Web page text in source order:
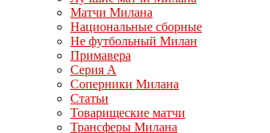
Матчи Милана
Национальные сборные
Не футбольный Милан
Примавера
Серия А
Соперники Милана
Статьи
Товарищеские матчи
Трансферы Милана